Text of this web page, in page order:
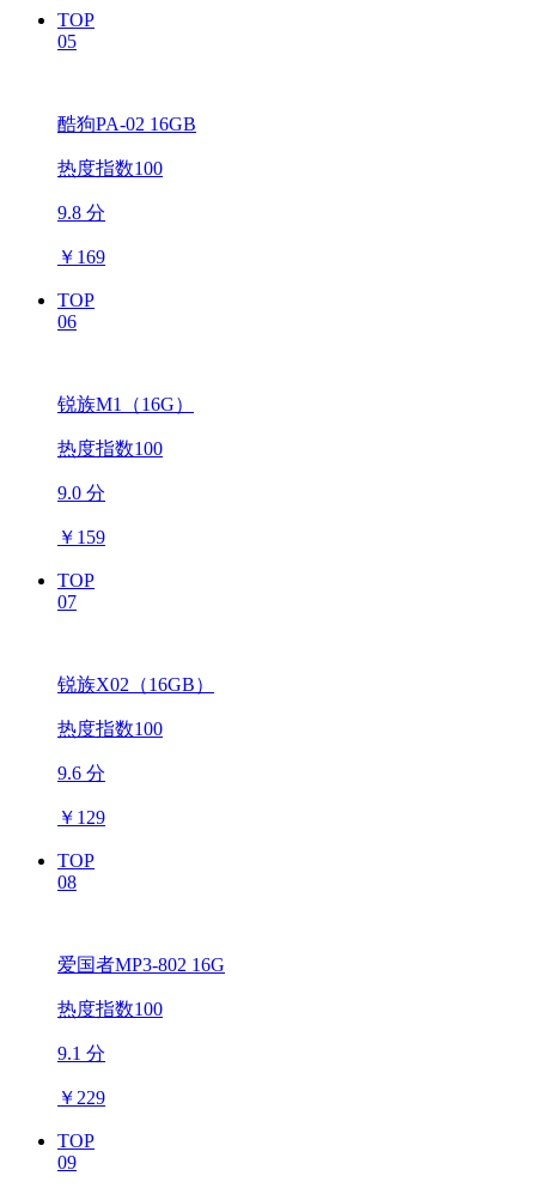
TOP
05
酷狗PA-02 16GB
热度指数100
9.8 分
￥ 169
TOP
06
锐族M1（16G）
热度指数100
9.0 分
￥ 159
TOP
07
锐族X02（16GB）
热度指数100
9.6 分
￥ 129
TOP
08
爱国者MP3-802 16G
热度指数100
9.1 分
￥ 229
TOP
09